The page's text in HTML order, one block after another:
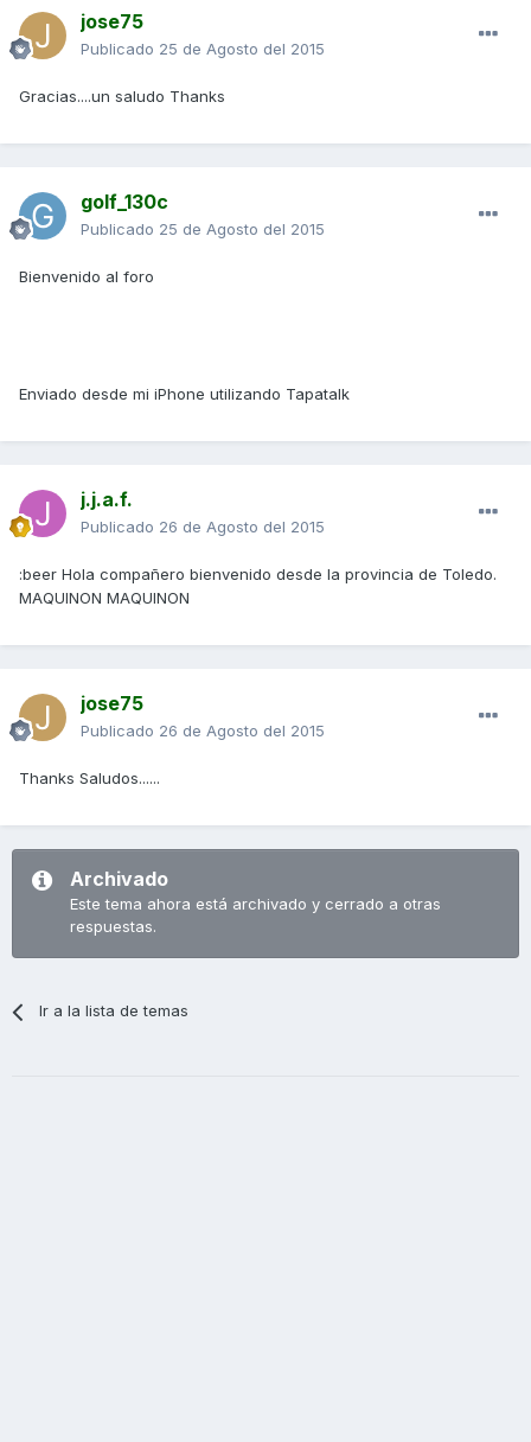
jose75
Publicado 25 de Agosto del 2015
Gracias....un saludo Thanks
golf_130c
Publicado 25 de Agosto del 2015
Bienvenido al foro
Enviado desde mi iPhone utilizando Tapatalk
j.j.a.f.
Publicado 26 de Agosto del 2015
:beer Hola compañero bienvenido desde la provincia de Toledo.
MAQUINON MAQUINON
jose75
Publicado 26 de Agosto del 2015
Thanks Saludos......
Archivado
Este tema ahora está archivado y cerrado a otras
respuestas.
Ir a la lista de temas